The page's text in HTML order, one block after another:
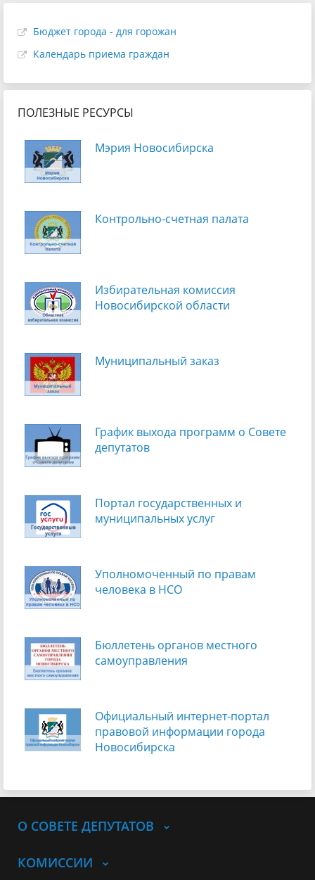
Бюджет города - для горожан
Календарь приема граждан
ПОЛЕЗНЫЕ РЕСУРСЫ
Мэрия Новосибирска
Контрольно-счетная палата
Избирательная комиссия
Новосибирской области
Муниципальный заказ
График выхода программ о Cовете
депутатов
Портал государственных и
муниципальных услуг
Уполномоченный по правам
человека в НСО
Бюллетень органов местного
самоуправления
Официальный интернет-портал
правовой информации города
Новосибирска
О СОВЕТЕ ДЕПУТАТОВ
КОМИССИИ